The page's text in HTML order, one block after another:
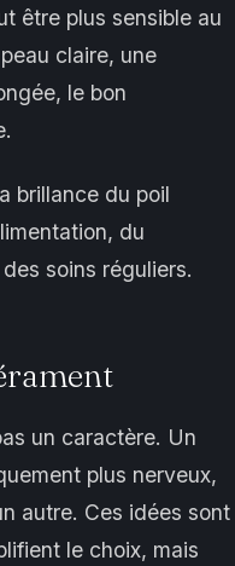
être plus sensible au
claire, une
le bon
brillance du poil
du
soins réguliers.
un caractère. Un
plus nerveux,
autre. Ces idées sont
le choix, mais